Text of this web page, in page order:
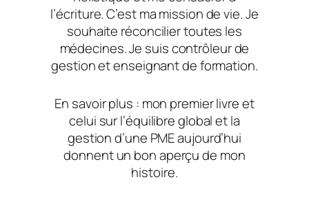
l’écriture. C’est ma mission de vie. Je
souhaite réconcilier toutes les
médecines. Je suis contrôleur de
gestion et enseignant de formation.
En savoir plus : mon premier livre et
celui sur l’équilibre global et la
gestion d’une PME aujourd’hui
donnent un bon aperçu de mon
histoire.